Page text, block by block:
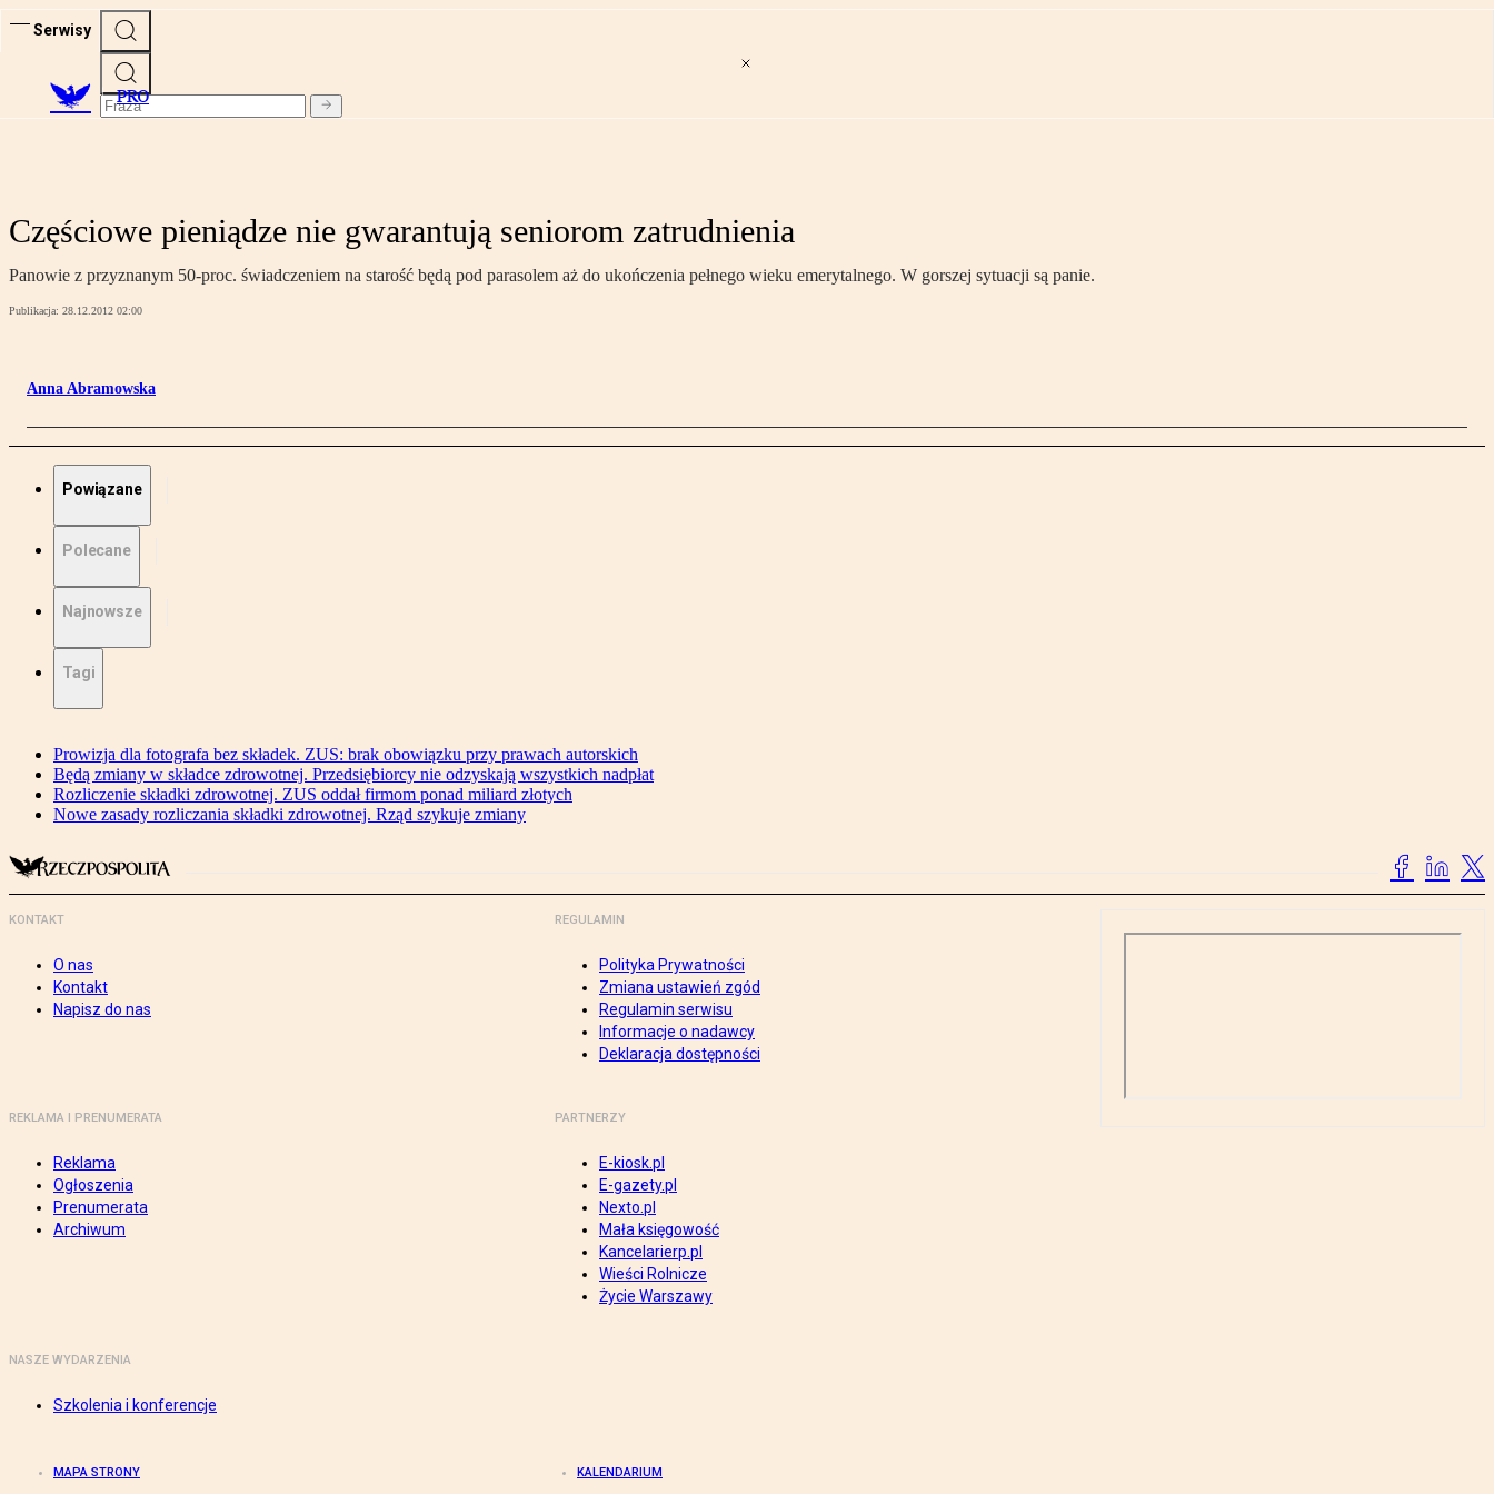
Serwisy
PRO
Częściowe pieniądze nie gwarantują seniorom zatrudnienia
Panowie z przyznanym 50-proc. świadczeniem na starość będą pod parasolem aż do ukończenia pełnego wieku emerytalnego. W gorszej sytuacji są panie.
Publikacja: 28.12.2012 02:00
Anna Abramowska
Powiązane
Polecane
Najnowsze
Tagi
Prowizja dla fotografa bez składek. ZUS: brak obowiązku przy prawach autorskich
Będą zmiany w składce zdrowotnej. Przedsiębiorcy nie odzyskają wszystkich nadpłat
Rozliczenie składki zdrowotnej. ZUS oddał firmom ponad miliard złotych
Nowe zasady rozliczania składki zdrowotnej. Rząd szykuje zmiany
KONTAKT
O nas
Kontakt
Napisz do nas
REGULAMIN
Polityka Prywatności
Zmiana ustawień zgód
Regulamin serwisu
Informacje o nadawcy
Deklaracja dostępności
REKLAMA I PRENUMERATA
Reklama
Ogłoszenia
Prenumerata
Archiwum
PARTNERZY
E-kiosk.pl
E-gazety.pl
Nexto.pl
Mała księgowość
Kancelarierp.pl
Wieści Rolnicze
Życie Warszawy
NASZE WYDARZENIA
Szkolenia i konferencje
MAPA STRONY KALENDARIUM